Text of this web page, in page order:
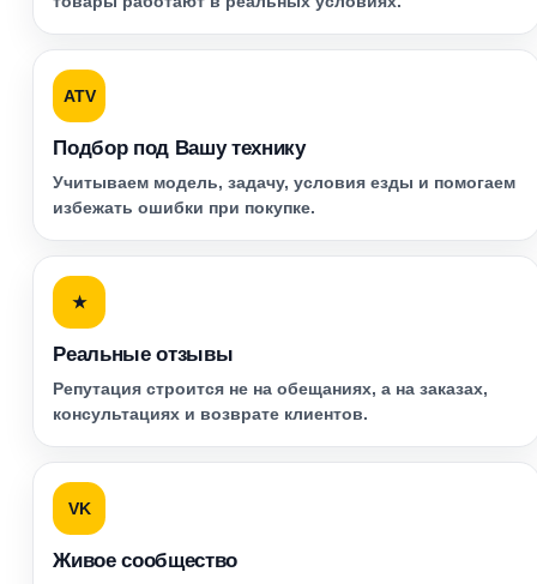
ATV
Подбор под Вашу технику
Учитываем модель, задачу, условия езды и помогаем
избежать ошибки при покупке.
★
Реальные отзывы
Репутация строится не на обещаниях, а на заказах,
консультациях и возврате клиентов.
VK
Живое сообщество